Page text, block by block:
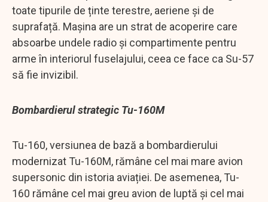
toate tipurile de ținte terestre, aeriene și de
suprafață. Mașina are un strat de acoperire care
absoarbe undele radio și compartimente pentru
arme în interiorul fuselajului, ceea ce face ca Su-57
să fie invizibil.
Bombardierul strategic Tu-160M
Tu-160, versiunea de bază a bombardierului
modernizat Tu-160M, rămâne cel mai mare avion
supersonic din istoria aviației. De asemenea, Tu-
160 rămâne cel mai greu avion de luptă și cel mai